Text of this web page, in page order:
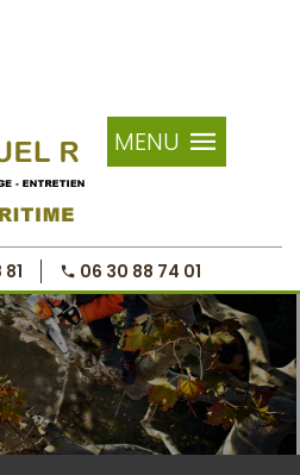
MENU
06 30 88 74 01